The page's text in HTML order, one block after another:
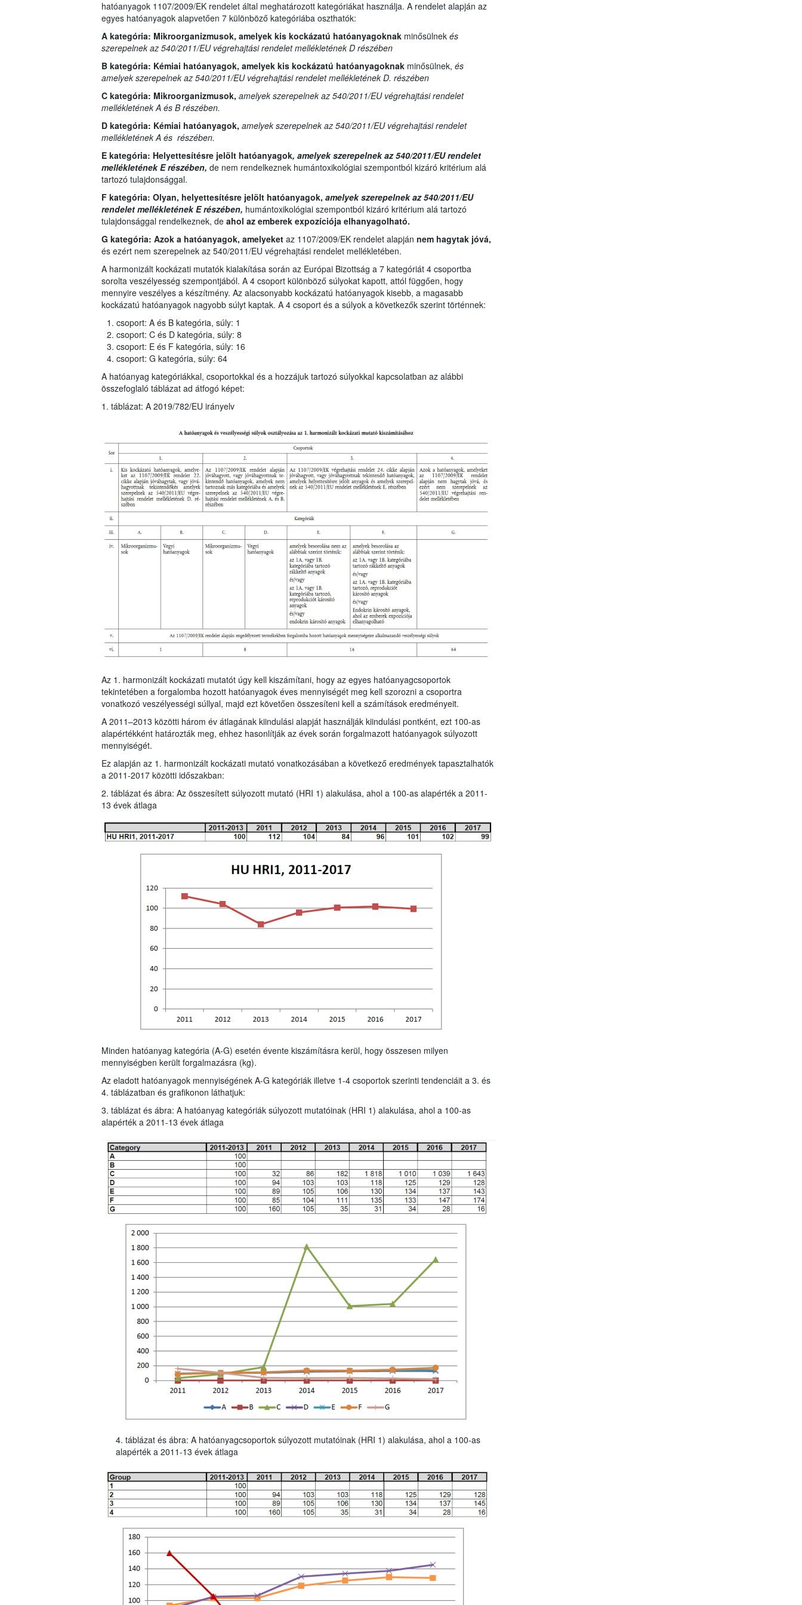
hatóanyagok 1107/2009/EK rendelet által meghatározott kategóriákat használja. A rendelet alapján az
egyes hatóanyagok alapvetően 7 különböző kategóriába oszthatók:
A kategória: Mikroorganizmusok, amelyek kis kockázatú hatóanyagoknakminősülnek és
szerepelnek az 540/2011/EU végrehajtási rendelet mellékletének D részében
B kategória: Kémiai hatóanyagok, amelyek kis kockázatú hatóanyagoknakminősülnek, és
amelyek szerepelnek az 540/2011/EU végrehajtási rendelet mellékletének D. részében
C kategória: Mikroorganizmusok, amelyek szerepelnek az 540/2011/EU végrehajtási rendelet
mellékletének A és B részében.
D kategória: Kémiai hatóanyagok, amelyek szerepelnek az 540/2011/EU végrehajtási rendelet
mellékletének A és részében.
E kategória: Helyettesítésre jelölt hatóanyagok, amelyek szerepelnek az 540/2011/EU rendelet
mellékletének E részében, de nem rendelkeznek humántoxikológiai szempontból kizáró kritérium alá
tartozó tulajdonsággal.
F kategória: Olyan, helyettesítésre jelölt hatóanyagok, amelyek szerepelnek az 540/2011/EU
rendelet mellékletének E részében, humántoxikológiai szempontból kizáró kritérium alá tartozó
tulajdonsággal rendelkeznek, de ahol az emberek expozíciója elhanyagolható.
G kategória: Azok a hatóanyagok, amelyeket az 1107/2009/EK rendelet alapján nem hagytak jóvá,
és ezért nem szerepelnek az 540/2011/EU végrehajtási rendelet mellékletében.
A harmonizált kockázati mutatók kialakítása során az Európai Bizottság a 7 kategóriát 4 csoportba
sorolta veszélyesség szempontjából. A 4 csoport különböző súlyokat kapott, attól függően, hogy
mennyire veszélyes a készítmény. Az alacsonyabb kockázatú hatóanyagok kisebb, a magasabb
kockázatú hatóanyagok nagyobb súlyt kaptak. A 4 csoport és a súlyok a következők szerint történnek:
csoport: A és B kategória, súly: 1
csoport: C és D kategória, súly: 8
csoport: E és F kategória, súly: 16
csoport: G kategória, súly: 64
A hatóanyag kategóriákkal, csoportokkal és a hozzájuk tartozó súlyokkal kapcsolatban az alábbi
összefoglaló táblázat ad átfogó képet:
1. táblázat: A 2019/782/EU irányelv
Az 1. harmonizált kockázati mutatót úgy kell kiszámítani, hogy az egyes hatóanyagcsoportok
tekintetében a forgalomba hozott hatóanyagok éves mennyiségét meg kell szorozni a csoportra
vonatkozó veszélyességi súllyal, majd ezt követően összesíteni kell a számítások eredményeit.
A 2011–2013 közötti három év átlagának kiindulási alapját használják kiindulási pontként, ezt 100-as
alapértékként határozták meg, ehhez hasonlítják az évek során forgalmazott hatóanyagok súlyozott
mennyiségét.
Ez alapján az 1. harmonizált kockázati mutató vonatkozásában a következő eredmények tapasztalhatók
a 2011-2017 közötti időszakban:
2. táblázat és ábra: Az összesített súlyozott mutató (HRI 1) alakulása, ahol a 100-as alapérték a 2011-
13 évek átlaga
Minden hatóanyag kategória (A-G) esetén évente kiszámításra kerül, hogy összesen milyen
mennyiségben került forgalmazásra (kg).
Az eladott hatóanyagok mennyiségének A-G kategóriák illetve 1-4 csoportok szerinti tendenciáit a 3. és
4. táblázatban és grafikonon láthatjuk:
3. táblázat és ábra: A hatóanyag kategóriák súlyozott mutatóinak (HRI 1) alakulása, ahol a 100-as
alapérték a 2011-13 évek átlaga
4. táblázat és ábra: A hatóanyagcsoportok súlyozott mutatóinak (HRI 1) alakulása, ahol a 100-as
alapérték a 2011-13 évek átlaga